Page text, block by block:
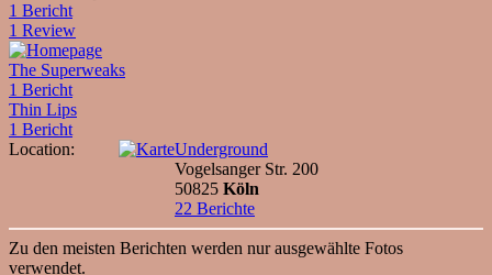
1 Bericht
1 Review
The Superweaks
1 Bericht
Thin Lips
1 Bericht
Location:
Underground
Vogelsanger Str. 200
50825 Köln
22 Berichte
Zu den meisten Berichten werden nur ausgewählte Fotos
verwendet.